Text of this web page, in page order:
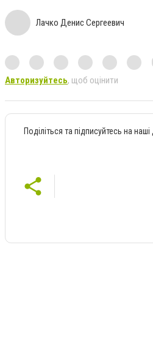
Лачко Денис Сергеевич
Авторизуйтесь, щоб оцінити
Поділіться та підписуйтесь на